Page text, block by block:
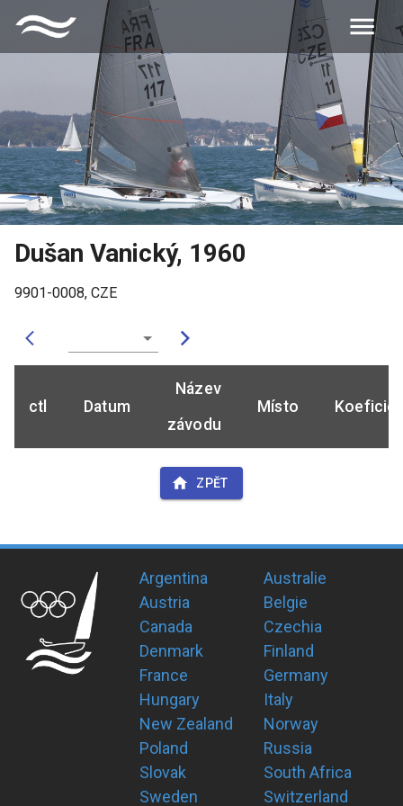
Dušan Vanický, 1960
9901-0008, CZE
ctl Datum
Název
závodu
Místo
ZPĚT
Argentina
Australie
Austria
Belgie
Canada
Czechia
Denmark
Finland
France
Germany
Hungary
Italy
New Zealand
Norway
Poland
Russia
Slovak
South Africa
Sweden
Switzerland